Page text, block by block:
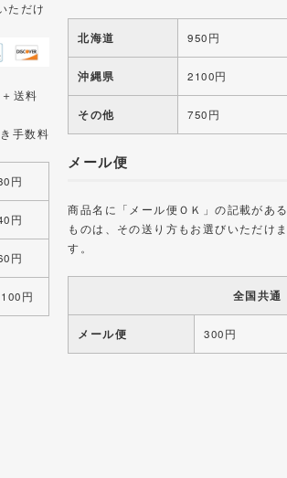
ただけ
送料
手数料
円
円
円
円
北海道 950円
沖縄県 2100円
その他 750円
メール便
商品名に「メール便ＯＫ」の記載がある
ものは、その送り方もお選びいただけま
す。
全国共通
メール便 300円